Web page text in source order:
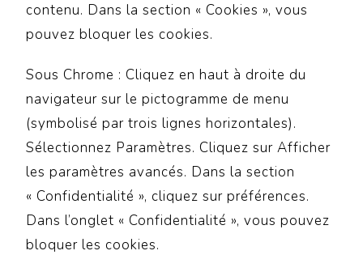
contenu. Dans la section « Cookies », vous
pouvez bloquer les cookies.
Sous Chrome : Cliquez en haut à droite du
navigateur sur le pictogramme de menu
(symbolisé par trois lignes horizontales).
Sélectionnez Paramètres. Cliquez sur Afficher
les paramètres avancés. Dans la section
« Confidentialité », cliquez sur préférences.
Dans l’onglet « Confidentialité », vous pouvez
bloquer les cookies.